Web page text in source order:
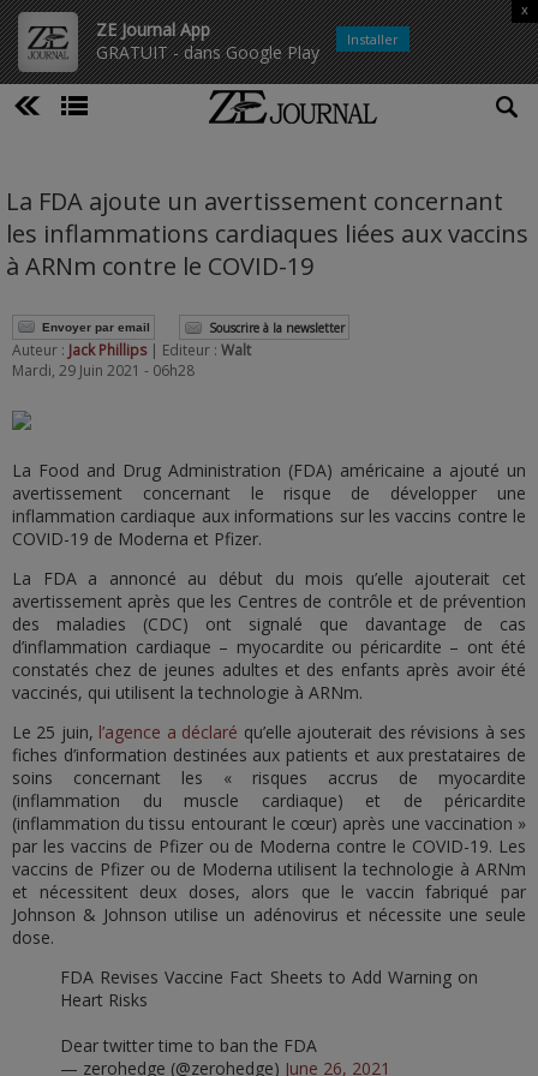
ZE Journal App
GRATUIT - dans Google Play
x
Installer
La FDA ajoute un avertissement concernant
les inflammations cardiaques liées aux vaccins
à ARNm contre le COVID-19
Envoyer par email Souscrire à la newsletter
Auteur : Jack Phillips | Editeur : Walt
Mardi, 29 Juin 2021 - 06h28
La Food and Drug Administration (FDA) américaine a ajouté un
avertissement concernant le risque de développer une
inflammation cardiaque aux informations sur les vaccins contre le
COVID-19 de Moderna et Pfizer.
La FDA a annoncé au début du mois qu’elle ajouterait cet
avertissement après que les Centres de contrôle et de prévention
des maladies (CDC) ont signalé que davantage de cas
d’inflammation cardiaque – myocardite ou péricardite – ont été
constatés chez de jeunes adultes et des enfants après avoir été
vaccinés, qui utilisent la technologie à ARNm.
Le 25 juin, l’agence a déclaré qu’elle ajouterait des révisions à ses
fiches d’information destinées aux patients et aux prestataires de
soins concernant les « risques accrus de myocardite
(inflammation du muscle cardiaque) et de péricardite
(inflammation du tissu entourant le cœur) après une vaccination »
par les vaccins de Pfizer ou de Moderna contre le COVID-19. Les
vaccins de Pfizer ou de Moderna utilisent la technologie à ARNm
et nécessitent deux doses, alors que le vaccin fabriqué par
Johnson & Johnson utilise un adénovirus et nécessite une seule
dose.
FDA Revises Vaccine Fact Sheets to Add Warning on
Heart Risks
Dear twitter time to ban the FDA
— zerohedge (@zerohedge) June 26, 2021